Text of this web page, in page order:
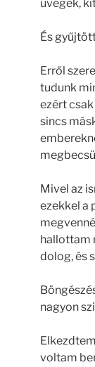
üvegek,
És
Erről
tudunk
ezért
sincs
Mivel az
ezekkel a
hallottam
dolog, és
nagyon
voltam